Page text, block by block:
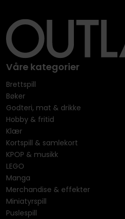
Våre kategorier
Brettspill
Bøker
Godteri, mat & drikke
Hobby & fritid
Klær
Kortspill & samlekort
KPOP & musikk
LEGO
Manga
Merchandise & effekter
Miniatyrspill
Puslespill